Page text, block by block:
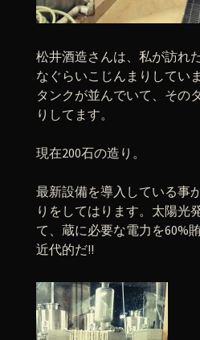
松井酒造さんは、私が訪れ
なぐらいこじんまりしてい
タンクが並んでいて、その
りしてます。
現在200石の造り。
最新設備を導入している事
りをしてはります。太陽光
て、蔵に必要な電力を60%
近代的だ!!